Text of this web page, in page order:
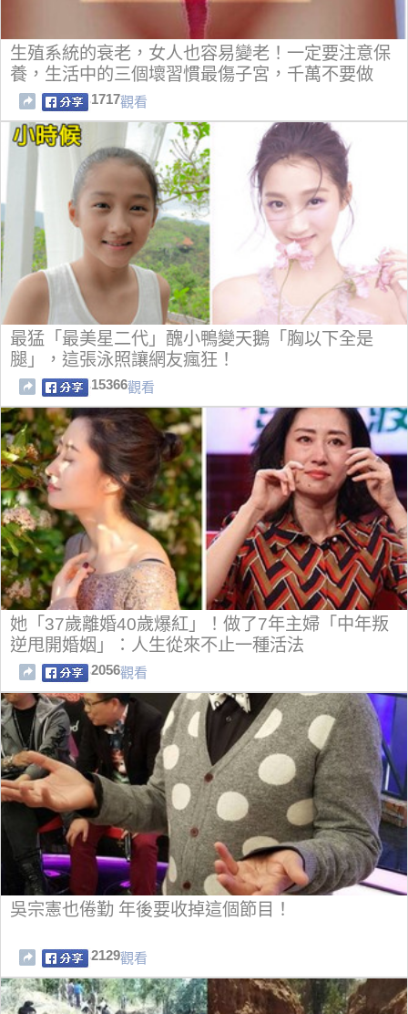
生殖系統的衰老，女人也容易變老！一定要注意保
養，生活中的三個壞習慣最傷子宮，千萬不要做
了！
1717觀看
最猛「最美星二代」醜小鴨變天鵝「胸以下全是
腿」，這張泳照讓網友瘋狂！
15366觀看
她「37歲離婚40歲爆紅」！做了7年主婦「中年叛
逆甩開婚姻」：人生從來不止一種活法
2056觀看
吳宗憲也倦勤 年後要收掉這個節目！
2129觀看